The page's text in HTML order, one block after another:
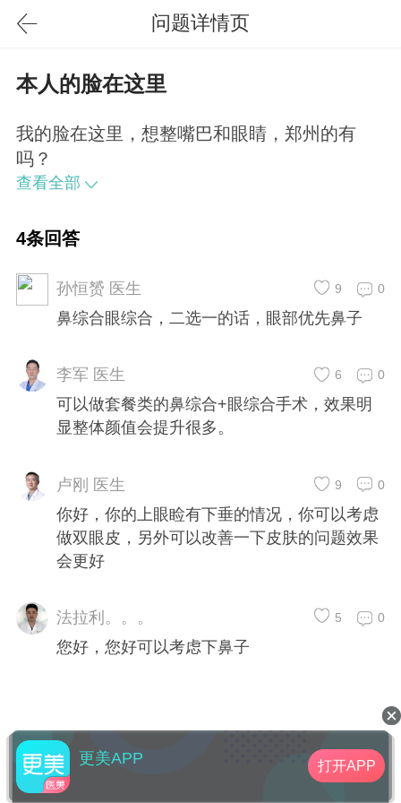
问题详情页
本人的脸在这里
我的脸在这里，想整嘴巴和眼睛，郑州的有
吗？
查看全部
4条回答
孙恒赟 医生 0
9
鼻综合眼综合，二选一的话，眼部优先鼻子
李军 医生 0
6
可以做套餐类的鼻综合+眼综合手术，效果明
显整体颜值会提升很多。
卢刚 医生 0
9
你好，你的上眼睑有下垂的情况，你可以考虑
做双眼皮，另外可以改善一下皮肤的问题效果
会更好
法拉利。。。 0
5
您好，您好可以考虑下鼻子
更美APP 打开APP